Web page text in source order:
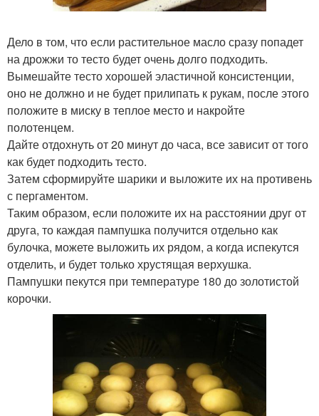
Дело в том, что если растительное масло сразу попадет
на дрожжи то тесто будет очень долго подходить.
Вымешайте тесто хорошей эластичной консистенции,
оно не должно и не будет прилипать к рукам, после этого
положите в миску в теплое место и накройте
полотенцем.
Дайте отдохнуть от 20 минут до часа, все зависит от того
как будет подходить тесто.
Затем сформируйте шарики и выложите их на противень
с пергаментом.
Таким образом, если положите их на расстоянии друг от
друга, то каждая пампушка получится отдельно как
булочка, можете выложить их рядом, а когда испекутся
отделить, и будет только хрустящая верхушка.
Пампушки пекутся при температуре 180 до золотистой
корочки.